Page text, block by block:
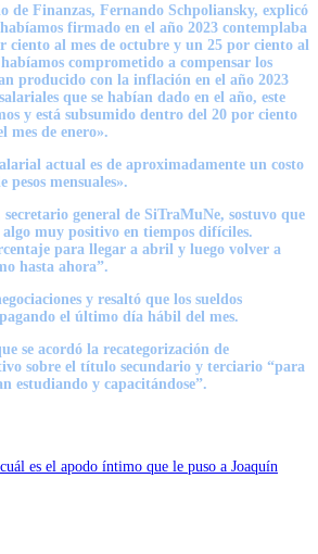
de Finanzas, Fernando Schpoliansky, explicó
firmado en el año 2023 contemplaba
ciento al mes de octubre y un 25 por ciento al
comprometido a compensar los
producido con la inflación en el año 2023
que se habían dado en el año, este
y está subsumido dentro del 20 por ciento
mes de enero».
actual es de aproximadamente un costo
pesos mensuales».
secretario general de SiTraMuNe, sostuvo que
algo muy positivo en tiempos difíciles.
para llegar a abril y luego volver a
hasta ahora”.
y resaltó que los sueldos
el último día hábil del mes.
se acordó la recategorización de
sobre el título secundario y terciario “para
estudiando y capacitándose”.
es el apodo íntimo que le puso a Joaquín